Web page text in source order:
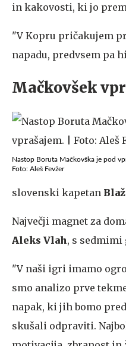
in kakovosti, ki jo
"V Kopru pričakujem
napadu, predvsem pa
Mačkovšek
Nastop Boruta Mačkovška je pod
Foto: Aleš Fevžer
slovenski kapetan
Največji magnet za
Aleks Vlah, s
"V naši igri imamo
smo analizo prve
napak, ki jih bomo
skušali odpraviti.